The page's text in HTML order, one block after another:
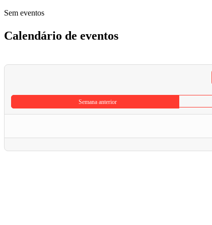
Sem eventos
Calendário de eventos
Semana anterior